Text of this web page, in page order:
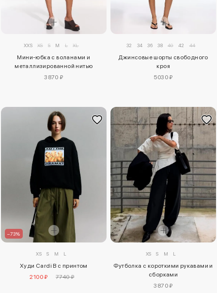
XXS XS S M L XL
Мини-юбка с воланами и
металлизированной нитью
3870 ₽
32 34 36 38 40 42 44
Джинсовые шорты свободного
кроя
5030 ₽
–73%
XS S M L
Худи Cardi B с принтом
2100 ₽
7740 ₽
XS S M L
Футболка с короткими рукавами и
сборками
3870 ₽